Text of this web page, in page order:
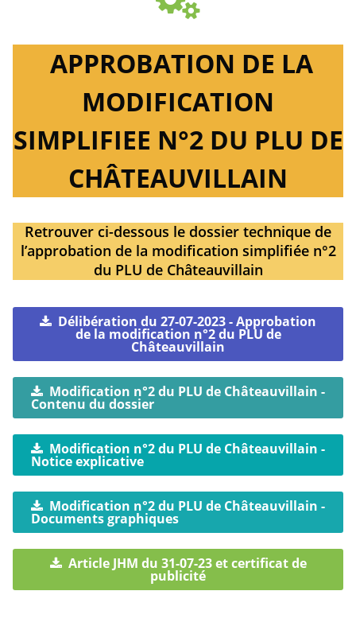
APPROBATION DE LA
MODIFICATION
SIMPLIFIEE N°2 DU PLU DE
CHÂTEAUVILLAIN
Retrouver ci-dessous le dossier technique de
l’approbation de la modification simplifiée n°2
du PLU de Châteauvillain
Délibération du 27-07-2023 - Approbation
de la modification n°2 du PLU de
Châteauvillain
Modification n°2 du PLU de Châteauvillain -
Contenu du dossier
Modification n°2 du PLU de Châteauvillain -
Notice explicative
Modification n°2 du PLU de Châteauvillain -
Documents graphiques
Article JHM du 31-07-23 et certificat de
publicité